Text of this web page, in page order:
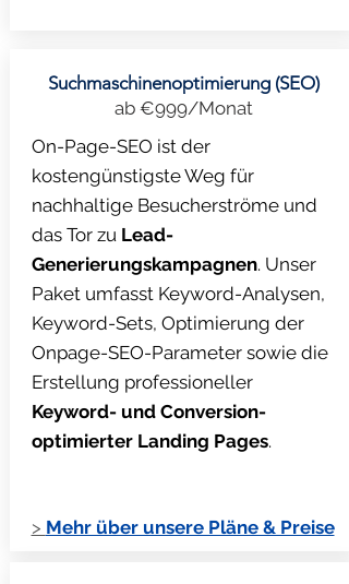
Suchmaschinenoptimierung (SEO)
ab €999/Monat
On-Page-SEO ist der
kostengünstigste Weg für
nachhaltige Besucherströme und
das Tor zu Lead-
Generierungskampagnen. Unser
Paket umfasst Keyword-Analysen,
Keyword-Sets, Optimierung der
Onpage-SEO-Parameter sowie die
Erstellung professioneller
Keyword- und Conversion-
optimierter Landing Pages.
> Mehr über unsere Pläne & Preise